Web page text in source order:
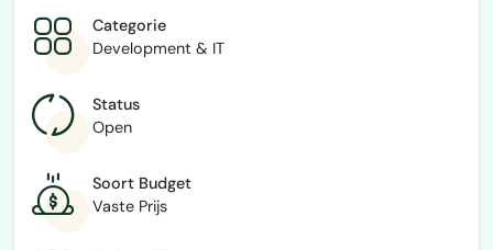
Categorie
Development & IT
Status
Open
Soort Budget
Vaste Prijs